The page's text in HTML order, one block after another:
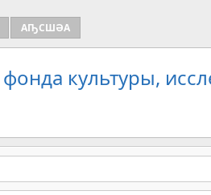
АҦСШӘА
культуры,